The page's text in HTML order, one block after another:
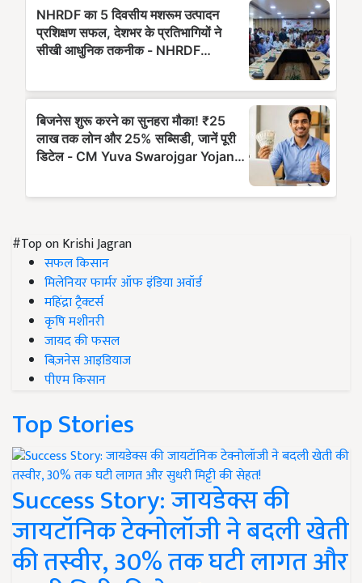
#Top on Krishi Jagran
सफल किसान
मिलेनियर फार्मर ऑफ इंडिया अवॉर्ड
महिंद्रा ट्रैक्टर्स
कृषि मशीनरी
जायद की फसल
बिज़नेस आइडियाज
पीएम किसान
Top Stories
Success Story: जायडेक्स की
जायटॉनिक टेक्नोलॉजी ने बदली खेती
की तस्वीर, 30% तक घटी लागत और